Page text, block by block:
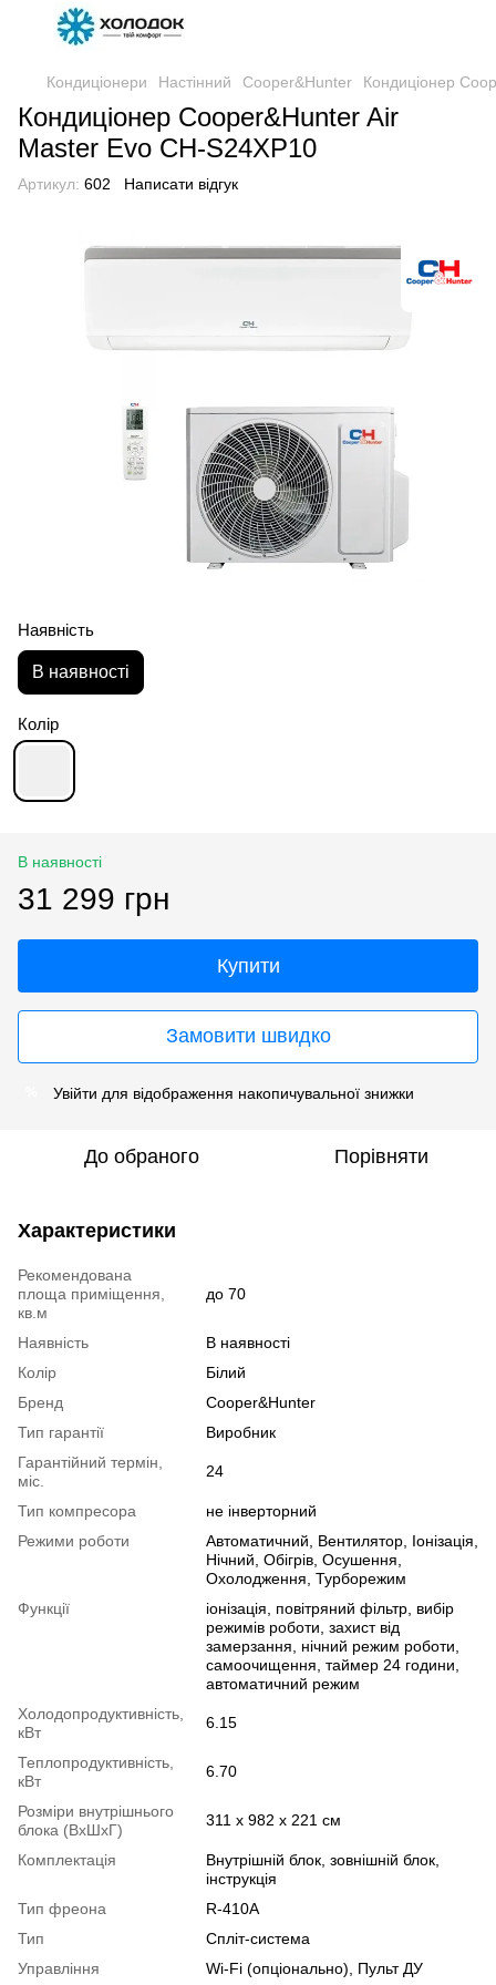
Кондиціонери Настінний Cooper&Hunter Кондиціонер
Кондиціонер Cooper&Hunter Air
Master Evo CH-S24XP10
Артикул: 602 Написати відгук
Наявність
В наявності
Колір
В наявності
31 299 грн
Купити
Замовити швидко
Увійти для відображення накопичувальної знижки
До обраного Порівняти
Характеристики
Рекомендована
площа приміщення,
кв.м
до 70
Наявність
В наявності
Колір
Білий
Бренд
Cooper&Hunter
Тип гарантії
Виробник
Гарантійний термін,
міс.
24
Тип компресора
не інверторний
Режими роботи
Автоматичний, Вентилятор, Іонізація,
Нічний, Обігрів, Осушення,
Охолодження, Турборежим
Функції
іонізація, повітряний фільтр, вибір
режимів роботи, захист від
замерзання, нічний режим роботи,
самоочищення, таймер 24 години,
автоматичний режим
Холодопродуктивність,
кВт
6.15
Теплопродуктивність,
кВт
6.70
Розміри внутрішнього
блока (ВхШхГ)
311 х 982 х 221 см
Комплектація
Внутрішній блок, зовнішній блок,
інструкція
Тип фреона
R-410A
Тип
Спліт-система
Управління
Wi-Fi (опціонально), Пульт ДУ